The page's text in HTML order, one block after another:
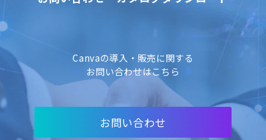
Canvaの導入・販売に関する
お問い合わせはこちら
お問い合わせ